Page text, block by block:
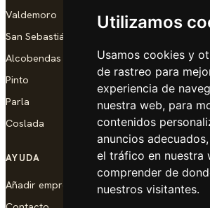
Utilizamos
Usamos cookies y
de rastreo para
experiencia de
nuestra web, para
contenidos
anuncios
el tráfico en nuestra
comprender de
nuestros visitantes.
Valdemoro
San Sebastián de los Reyes
Alcobendas
Pinto
Parla
Coslada
AYUDA
Añadir empresa